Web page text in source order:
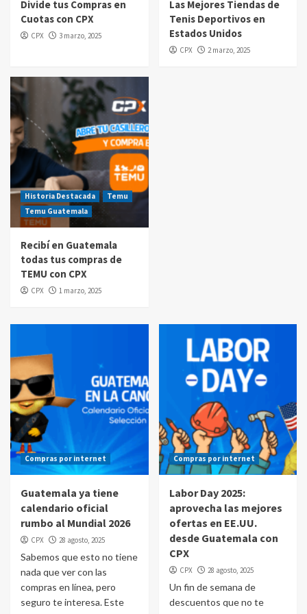
$20 de reintegro en tus compras Amazon
Prime Day Guatemala 2025
Divide tus Compras en
Cuotas con CPX
CPX 3 marzo, 2025
Las Mejores Tiendas de
Tenis Deportivos en
Estados Unidos
CPX 2 marzo, 2025
Historia Destacada
Temu
Temu Guatemala
Recibí en Guatemala
todas tus compras de
TEMU con CPX
CPX 1 marzo, 2025
Compras por internet
Guatemala ya tiene
calendario oficial
rumbo al Mundial 2026
CPX 28 agosto, 2025
Sabemos que esto no tiene
nada que ver con las
compras en línea, pero
seguro te interesa. Este
Compras por internet
Labor Day 2025:
aprovecha las mejores
ofertas en EE.UU.
desde Guatemala con
CPX
CPX 28 agosto, 2025
Un fin de semana de
descuentos que no te